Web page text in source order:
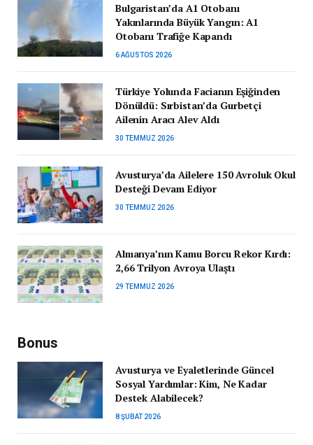
Bulgaristan’da A1 Otobanı
Yakınlarında Büyük Yangın: A1
Otobanı Trafiğe Kapandı
6 AĞUSTOS 2026
Türkiye Yolunda Facianın Eşiğinden
Dönüldü: Sırbistan’da Gurbetçi
Ailenin Aracı Alev Aldı
30 TEMMUZ 2026
Avusturya’da Ailelere 150 Avroluk Okul
Desteği Devam Ediyor
30 TEMMUZ 2026
Almanya’nın Kamu Borcu Rekor Kırdı:
2,66 Trilyon Avroya Ulaştı
29 TEMMUZ 2026
Bonus
Avusturya ve Eyaletlerinde Güncel
Sosyal Yardımlar: Kim, Ne Kadar
Destek Alabilecek?
8 ŞUBAT 2026